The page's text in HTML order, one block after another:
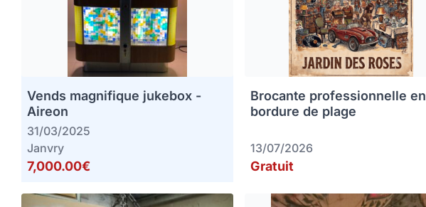
Vends magnifique jukebox -
Aireon
31/03/2025
Janvry
7,000.00€
Brocante professionnelle en
bordure de plage
13/07/2026
Gratuit